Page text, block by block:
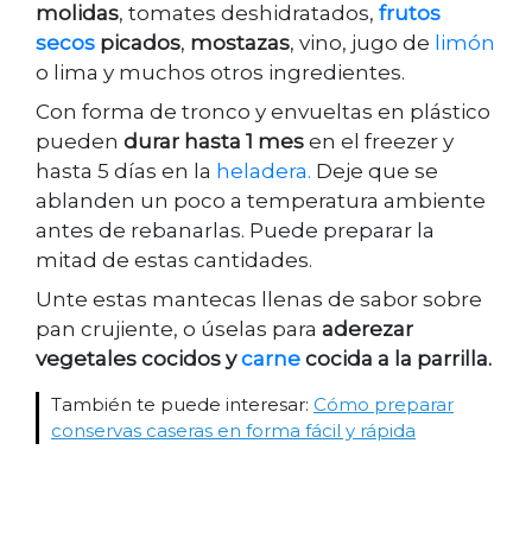
molidas, tomates deshidratados, frutos
secos picados, mostazas, vino, jugo de limón
o lima y muchos otros ingredientes.
Con forma de tronco y envueltas en plástico
pueden durar hasta 1 mes en el freezer y
hasta 5 días en la heladera. Deje que se
ablanden un poco a temperatura ambiente
antes de rebanarlas. Puede preparar la
mitad de estas cantidades.
Unte estas mantecas llenas de sabor sobre
pan crujiente, o úselas para aderezar
vegetales cocidos ycarne cocida a la parrilla.
También te puede interesar: Cómo preparar
conservas caseras en forma fácil y rápida